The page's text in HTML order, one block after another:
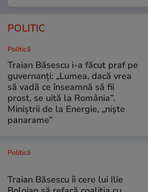
POLITIC
Politică
Traian Băsescu i-a făcut praf pe
guvernanți: „Lumea, dacă vrea
să vadă ce înseamnă să fii
prost, se uită la România”.
Miniștrii de la Energie, „niște
panarame”
Politică
Traian Băsescu îi cere lui Ilie